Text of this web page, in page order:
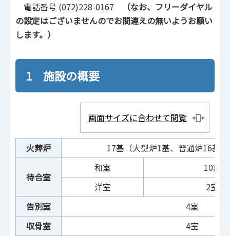
電話番号 (072)228-0167 （なお、フリーダイヤル
の設定はございませんのでお間違えの無いようお願い
します。）
1 施設の概要
画面サイズに合わせて閲覧
火葬炉 17基（大型炉1基、普通炉16基
待合室
和室
10室
洋室
2室（
告別室
4室
収骨室
4室